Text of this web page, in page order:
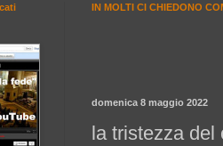
IN MOLTI CI CHIEDONO
domenica 8 maggio 2022
la tristezza del